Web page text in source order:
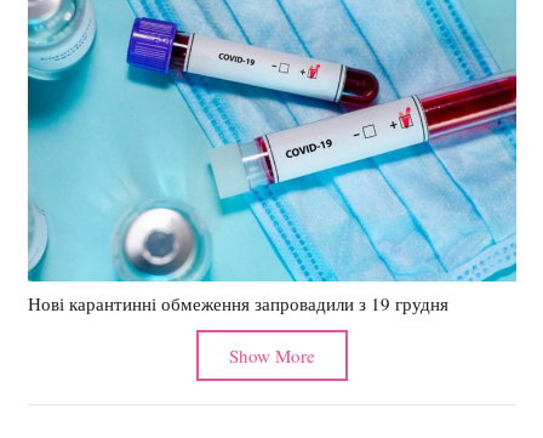
Нові карантинні обмеження запровадили з 19 грудня
Show More